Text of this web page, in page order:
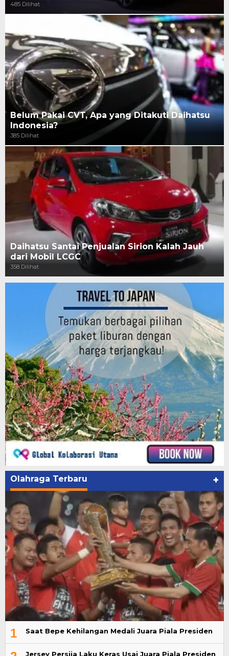
485 Dilihat
Belum Pakai CVT, Apa yang Ditakuti Daihatsu
Indonesia?
385 Dilihat
Daihatsu Santai Penjualan Sirion Kalah Jauh
dari Mobil LCGC
358 Dilihat
Olahraga Terbaru +
1 Saat Bepe Kehilangan Medali Juara Piala Presiden
Jersey Persija Laku Keras Usai Juara Piala Presiden